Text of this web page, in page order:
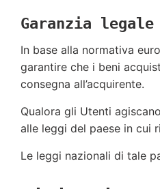
Garanzia
In base alla normativa
garantire che i beni
consegna all’acquirente.
Qualora gli Utenti
alle leggi del paese in cui
Le leggi nazionali di tale